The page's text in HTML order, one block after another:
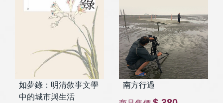
如夢錄：明清敘事文學
中的城市與生活
南方行過